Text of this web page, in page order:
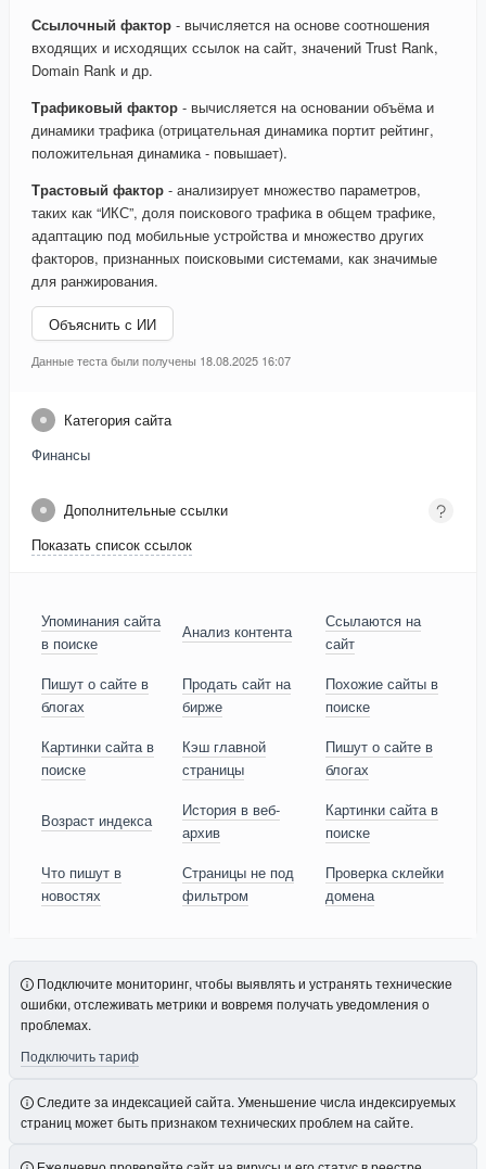
Ссылочный фактор - вычисляется на основе соотношения
входящих и исходящих ссылок на сайт, значений Trust Rank,
Domain Rank и др.
Трафиковый фактор - вычисляется на основании объёма и
динамики трафика (отрицательная динамика портит рейтинг,
положительная динамика - повышает).
Трастовый фактор - анализирует множество параметров,
таких как “ИКС”, доля поискового трафика в общем трафике,
адаптацию под мобильные устройства и множество других
факторов, признанных поисковыми системами, как значимые
для ранжирования.
Объяснить с ИИ
Данные теста были получены 18.08.2025 16:07
Категория сайта
Финансы
Дополнительные ссылки
Показать список ссылок
Упоминания сайта
в поиске
Анализ контента
Ссылаются на
сайт
Пишут о сайте в
блогах
Продать сайт на
бирже
Похожие сайты в
поиске
Картинки сайта в
поиске
Кэш главной
страницы
Пишут о сайте в
блогах
Возраст индекса
История в веб-
архив
Картинки сайта в
поиске
Что пишут в
новостях
Страницы не под
фильтром
Проверка склейки
домена
Подключите мониторинг, чтобы выявлять и устранять технические
ошибки, отслеживать метрики и вовремя получать уведомления о
проблемах.
Подключить тариф
Следите за индексацией сайта. Уменьшение числа индексируемых
страниц может быть признаком технических проблем на сайте.